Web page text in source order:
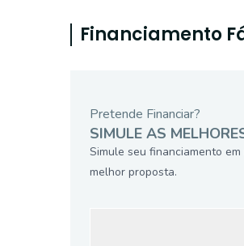
Financiamento
Pretende Financiar?
SIMULE AS
Simule seu financiamento
melhor proposta.